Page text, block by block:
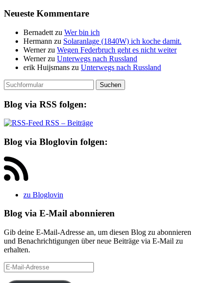
Neueste Kommentare
Bernadett zu Wer bin ich
Hermann zu Solaranlage (1840W) ich koche damit.
Wernerzu Wegen Federbruch geht es nicht weiter
Wernerzu Unterwegs nach Russland
erik Huijsmans zu Unterwegs nach Russland
Suchen
nach:
Blog via RSS folgen:
RSS – Beiträge
Blog via Bloglovin folgen:
zu Bloglovin
Blog via E-Mail abonnieren
Gib deine E-Mail-Adresse an, um diesen Blog zu abonnieren
und Benachrichtigungen über neue Beiträge via E-Mail zu
erhalten.
E-
Mail-